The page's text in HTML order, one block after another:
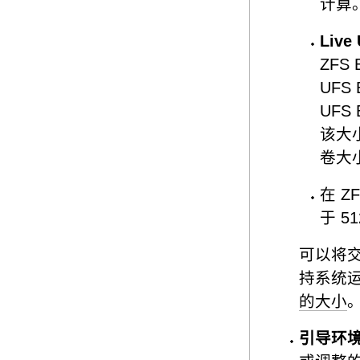
计算
Live
ZFS
UFS
UFS
该大
卷大
在
于
可以将
持系统
的大小
引导环